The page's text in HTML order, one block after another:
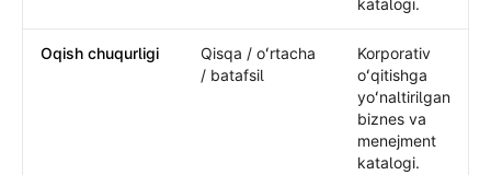
katalogi.
Oqish chuqurligi
Qisqa / oʻrtacha
/ batafsil
Korporativ
oʻqitishga
yoʻnaltirilgan
biznes va
menejment
katalogi.